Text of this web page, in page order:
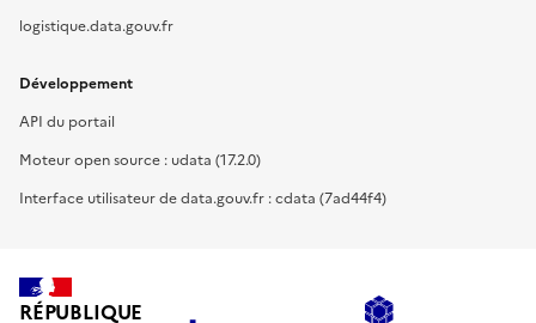
logistique.data.gouv.fr
Développement
API du portail
Moteur open source : udata (17.2.0)
Interface utilisateur de data.gouv.fr : cdata (7ad44f4)
RÉPUBLIQUE